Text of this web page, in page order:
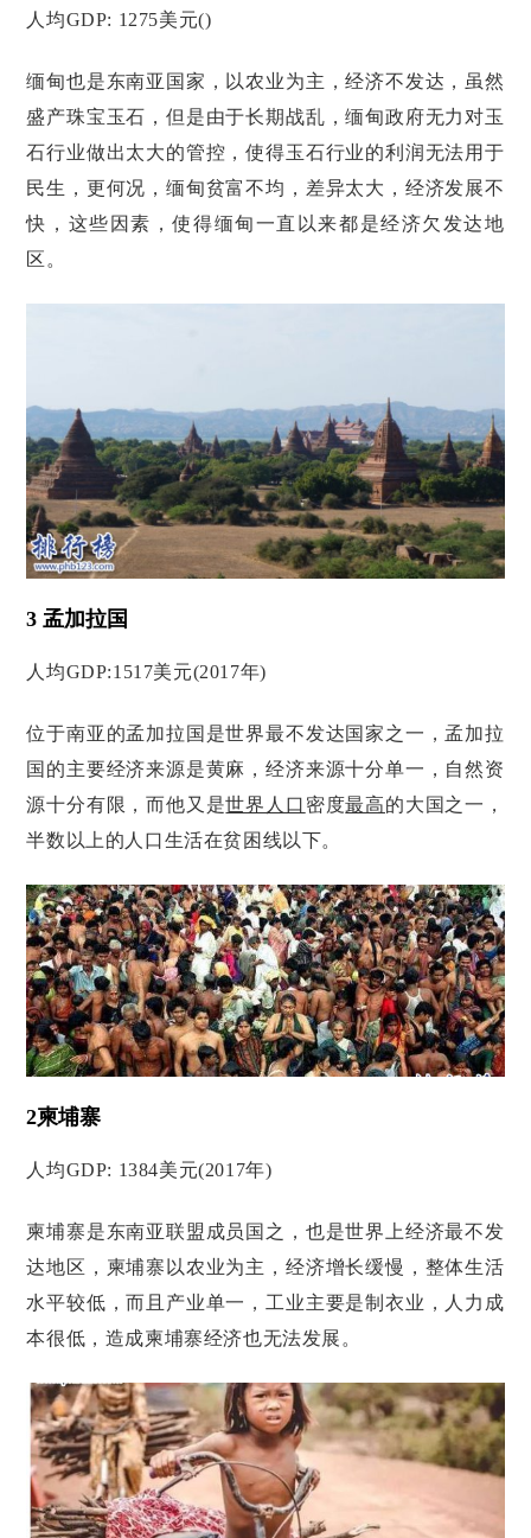
人均GDP: 1275美元()
缅甸也是东南亚国家，以农业为主，经济不发达，虽然
盛产珠宝玉石，但是由于长期战乱，缅甸政府无力对玉
石行业做出太大的管控，使得玉石行业的利润无法用于
民生，更何况，缅甸贫富不均，差异太大，经济发展不
快，这些因素，使得缅甸一直以来都是经济欠发达地
区。
3 孟加拉国
人均GDP:1517美元(2017年)
位于南亚的孟加拉国是世界最不发达国家之一，孟加拉
国的主要经济来源是黄麻，经济来源十分单一，自然资
源十分有限，而他又是世界人口 密度最高的大国之一，
半数以上的人口生活在贫困线以下。
2柬埔寨
人均GDP: 1384美元(2017年)
柬埔寨是东南亚联盟成员国之，也是世界上经济最不发
达地区，柬埔寨以农业为主，经济增长缓慢，整体生活
水平较低，而且产业单一，工业主要是制衣业，人力成
本很低，造成柬埔寨经济也无法发展。